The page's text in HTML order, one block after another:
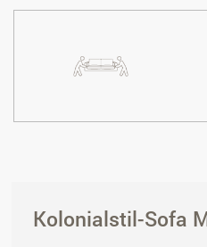
Kolonialstil-Sofa